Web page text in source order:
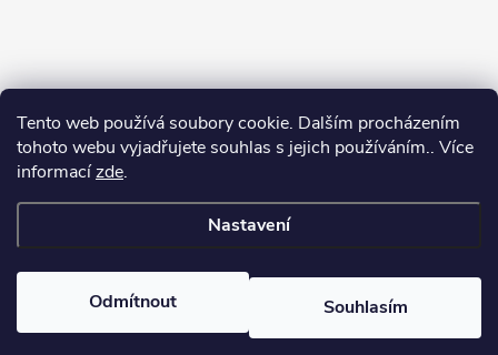
Tento web používá soubory cookie. Dalším procházením
tohoto webu vyjadřujete souhlas s jejich používáním.. Více
informacízde.
Nastavení
Odmítnout Souhlasím
Vytvořil Shoptet
Kosmetikovna